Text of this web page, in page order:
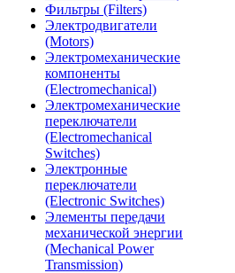
Фильтры (Filters)
Электродвигатели
(Motors)
Электромеханические
компоненты
(Electromechanical)
Электромеханические
переключатели
(Electromechanical
Switches)
Электронные
переключатели
(Electronic Switches)
Элементы передачи
механической энергии
(Mechanical Power
Transmission)